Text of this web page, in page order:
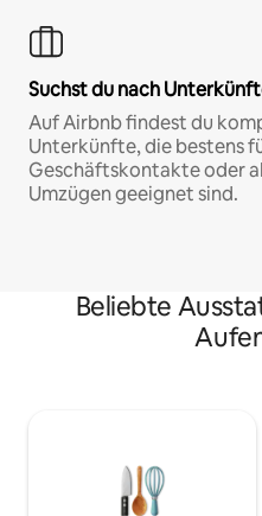
Suchst du nach
Auf Airbnb findest du
Unterkünfte, die bestens
Geschäftskontakte oder
Umzügen geeignet sind.
Beliebte